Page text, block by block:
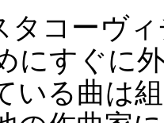
タコーヴ
にすぐに
いる曲は